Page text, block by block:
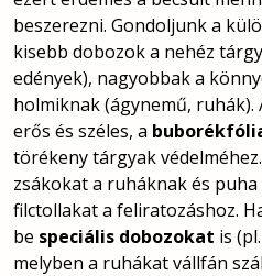
beszerezni. Gondoljunk a
kisebb dobozok a nehéz
edények), nagyobbak a
holmiknak (ágynemű, ruhák).
erős és széles, a
törékeny tárgyak
zsákokat a ruháknak és
filctollakat a feliratozáshoz.
be speciális dobozokat is
melyben a ruhákat vállfán